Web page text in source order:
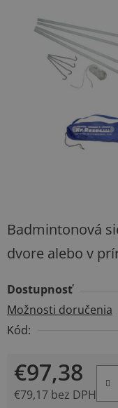
Badmintonová
dvore alebo v
Dostupnosť
Možnosti doručenia
Kód:
€97,38
€79,17 bez DPH
hviezdičiek.